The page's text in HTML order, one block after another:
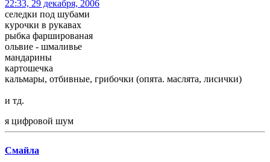
22:33, 29 декабря, 2006
селедки под шубами
курочки в рукавах
рыбка фаршированая
ольвие - шмаливье
мандарины
картошечка
кальмары, отбивные, грибочки (опята. маслята, лисички)
и тд.
я цифровой шум
Смайла